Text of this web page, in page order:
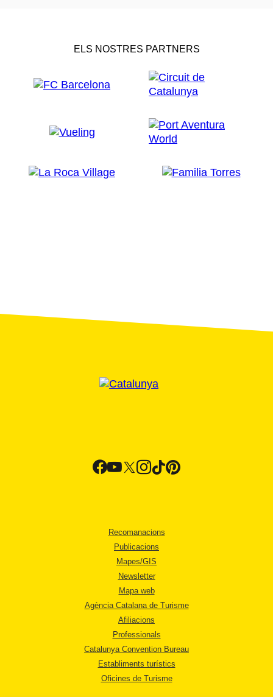
ELS NOSTRES PARTNERS
Recomanacions
Publicacions
Mapes/GIS
Newsletter
Mapa web
Agència Catalana de Turisme
Afiliacions
Professionals
Catalunya Convention Bureau
Establiments turístics
Oficines de Turisme